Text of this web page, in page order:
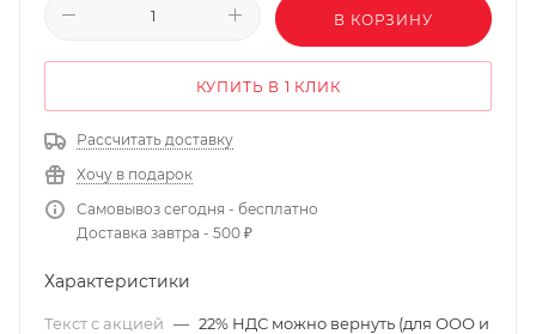
В КОРЗИНУ
КУПИТЬ В 1 КЛИК
Рассчитать доставку
Хочу в подарок
Самовывоз сегодня - бесплатно
Доставка завтра - 500 ₽
Характеристики
Текст с акцией — 22% НДС можно вернуть (для ООО и